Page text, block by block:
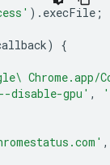
). execFile ;
)
{
Chrome.app/
disable-gpu' ,
,